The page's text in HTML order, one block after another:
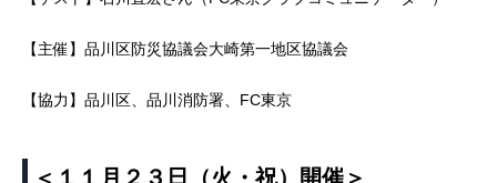
【主催】品川区防災協議会大崎第一地区協議会
【協力】品川区、品川消防署、FC東京
＜１１月２３日（火・祝）開催＞